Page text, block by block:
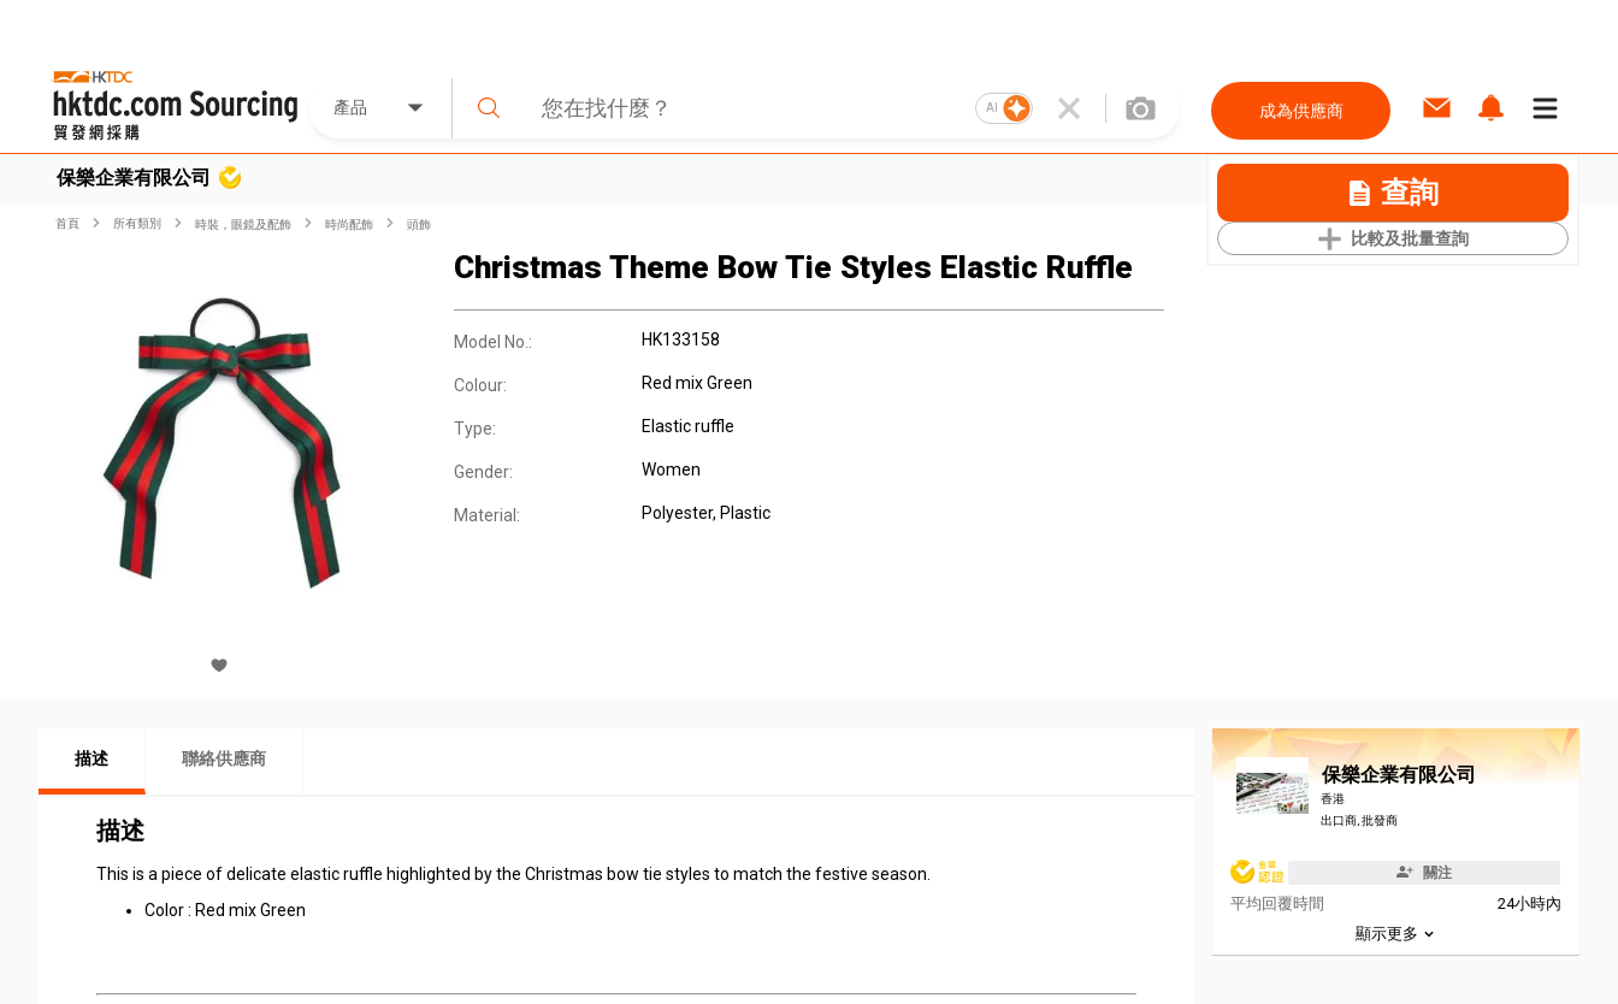
產品 AI 成為供應商
保樂企業有限公司 查詢
比較及批量查詢
首頁 所有類別 時裝，眼鏡及配飾 時尚配飾 頭飾
Christmas Theme Bow Tie Styles Elastic Ruffle
Model No.: HK133158
Colour: Red mix Green
Type: Elastic ruffle
Gender: Women
Material: Polyester, Plastic
描述 聯絡供應商
描述
This is a piece of delicate elastic ruffle highlighted by the Christmas bow tie styles to match the festive season.
Color : Red mix Green
保樂企業有限公司
香港
出口商, 批發商
關注
平均回覆時間
24小時內
顯示更多